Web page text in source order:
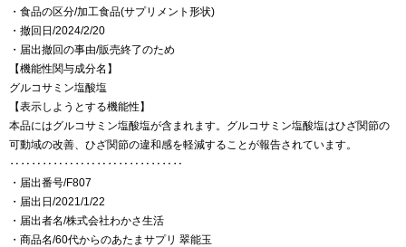
・食品の区分/加工食品(サプリメント形状)
・撤回日/2024/2/20
・届出撤回の事由/販売終了のため
【機能性関与成分名】
グルコサミン塩酸塩
【表示しようとする機能性】
本品にはグルコサミン塩酸塩が含まれます。グルコサミン塩酸塩はひざ関節の
可動域の改善、ひざ関節の違和感を軽減することが報告されています。
‥‥‥‥‥‥‥‥‥‥‥‥‥‥‥‥
・届出番号/F807
・届出日/2021/1/22
・届出者名/株式会社わかさ生活
・商品名/60代からのあたまサプリ 翠能玉